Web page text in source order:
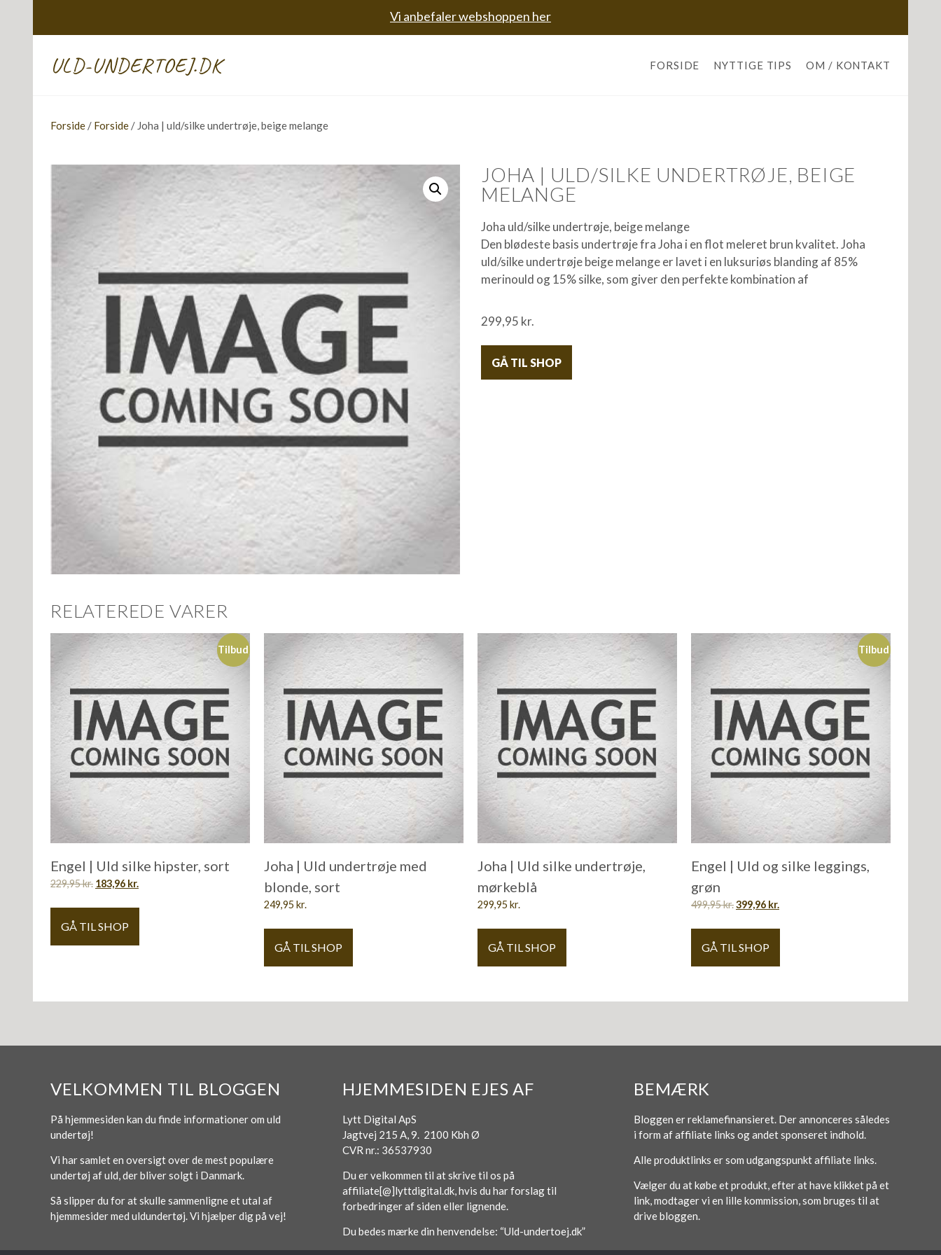
Vi anbefaler webshoppen her
ULD-UNDERTOEJ.DK FORSIDE NYTTIGE TIPS OM / KONTAKT
Forside / Forside / Joha | uld/silke undertrøje, beige melange
JOHA | ULD/SILKE UNDERTRØJE, BEIGE
MELANGE
Joha uld/silke undertrøje, beige melange
Den blødeste basis undertrøje fra Joha i en flot meleret brun kvalitet. Joha
uld/silke undertrøje beige melange er lavet i en luksuriøs blanding af 85%
merinould og 15% silke, som giver den perfekte kombination af
299,95 kr.
GÅ TIL SHOP
RELATEREDE VARER
Tilbud
Engel | Uld silke hipster, sort
229,95kr. 183,96 kr.
GÅ TIL SHOP
Joha | Uld undertrøje med
blonde, sort
249,95 kr.
GÅ TIL SHOP
Joha | Uld silke undertrøje,
mørkeblå
299,95 kr.
GÅ TIL SHOP
Tilbud
Engel | Uld og silke leggings,
grøn
499,95kr.399,96 kr.
GÅ TIL SHOP
VELKOMMEN TIL BLOGGEN
På hjemmesiden kan du finde informationer om uld
undertøj!
Vi har samlet en oversigt over de mest populære
undertøj af uld, der bliver solgt i Danmark.
Så slipper du for at skulle sammenligne et utal af
hjemmesider med uldundertøj. Vi hjælper dig på vej!
HJEMMESIDEN EJES AF
Lytt Digital ApS
Jagtvej 215 A, 9. 2100 Kbh Ø
CVR nr.: 36537930
Du er velkommen til at skrive til os på
affiliate[@]lyttdigital.dk, hvis du har forslag til
forbedringer af siden eller lignende.
Du bedes mærke din henvendelse: “Uld-undertoej.dk”
BEMÆRK
Bloggen er reklamefinansieret. Der annonceres således
i form af affiliate links og andet sponseret indhold.
Alle produktlinks er som udgangspunkt affiliate links.
Vælger du at købe et produkt, efter at have klikket på et
link, modtager vi en lille kommission, som bruges til at
drive bloggen.